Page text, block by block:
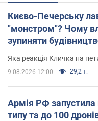
Києво-Печерську
"монстром"? Чому
зупиняти
вірянина"
Яка реакція Кличка на
9.08.2026 12:00 29,2 т.
Армія РФ запустила
типу та до 100